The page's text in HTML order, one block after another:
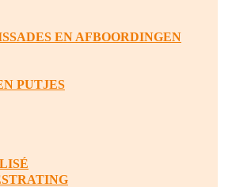
EN AFBOORDINGEN
PUTJES